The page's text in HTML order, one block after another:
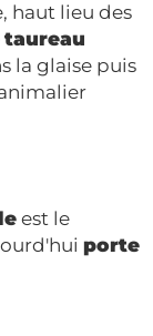
haut lieu des
taureau
la glaise puis
est le
porte